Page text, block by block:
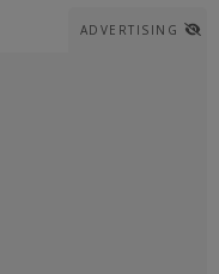
ADVERTISING